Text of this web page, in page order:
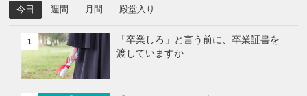
今日 週間 月間 殿堂入り
1
「卒業しろ」と言う前に、卒業証書を
渡していますか